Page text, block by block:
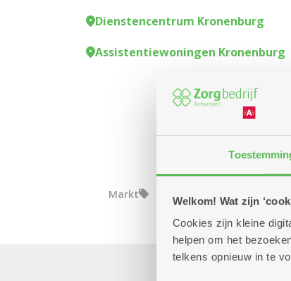
Welkom! Wat zijn
Cookies zijn kleine
helpen om het
telkens opnieuw in te
Dienstencentrum Kronenburg
Assistentiewoningen Kronenburg
Markt